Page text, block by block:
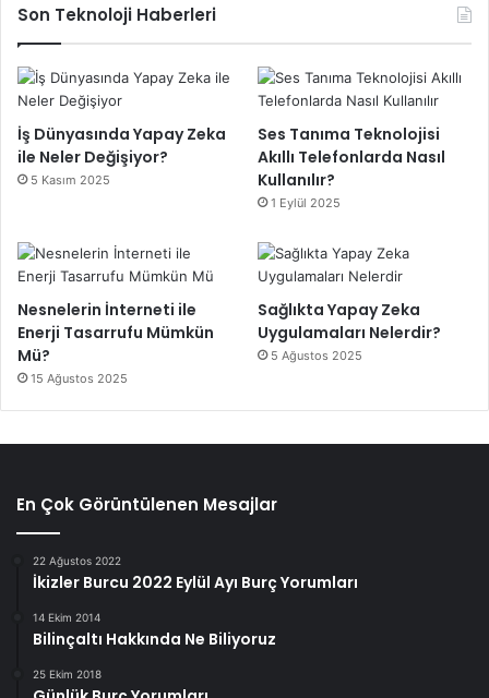
Son Teknoloji Haberleri
İş Dünyasında Yapay Zeka
ile Neler Değişiyor?
5 Kasım 2025
Ses Tanıma Teknolojisi
Akıllı Telefonlarda Nasıl
Kullanılır?
1 Eylül 2025
Nesnelerin İnterneti ile
Enerji Tasarrufu Mümkün
Mü?
15 Ağustos 2025
Sağlıkta Yapay Zeka
Uygulamaları Nelerdir?
5 Ağustos 2025
En Çok Görüntülenen Mesajlar
22 Ağustos 2022
İkizler Burcu 2022 Eylül Ayı Burç Yorumları
14 Ekim 2014
Bilinçaltı Hakkında Ne Biliyoruz
25 Ekim 2018